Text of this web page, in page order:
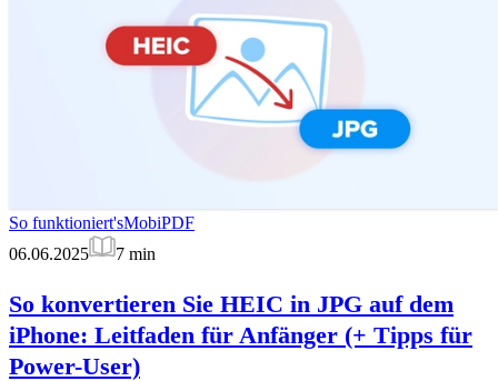
So funktioniert'sMobiPDF
06.06.2025
7 min
So konvertieren Sie HEIC in JPG auf dem
iPhone: Leitfaden für Anfänger (+ Tipps für
Power-User)